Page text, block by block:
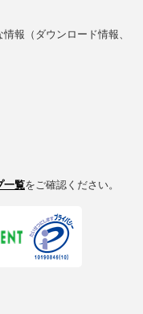
報（ダウンロード情報、
一覧をご確認ください。